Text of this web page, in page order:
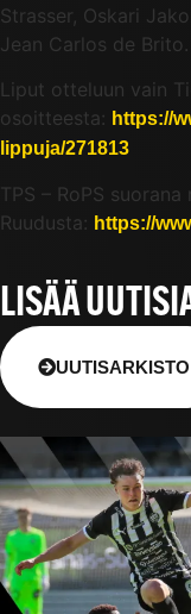
Strasser, Oskari
Jean Carlos de Brito.
Liput otteluun vain
osoitteesta: https://
lippuja/271813
TPS – RoPS suorana
Ruudusta: https://
LISÄÄ
UUTISARKISTO